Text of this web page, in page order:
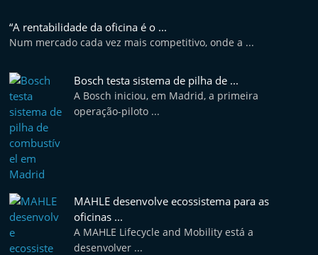
r
k
t
A
ó
v
e
“A rentabilidade da oficina é o ...
Num mercado cada vez mais competitivo, onde a ...
Bosch testa sistema de pilha de ...
A Bosch iniciou, em Madrid, a primeira
operação-piloto ...
MAHLE desenvolve ecossistema para as
oficinas ...
A MAHLE Lifecycle and Mobility está a
desenvolver ...